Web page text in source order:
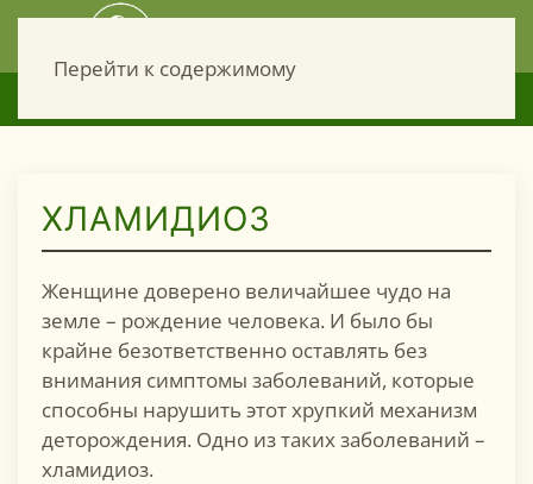
Перейти к содержимому
ХЛАМИДИОЗ
Женщине доверено величайшее чудо на
земле – рождение человека. И было бы
крайне безответственно оставлять без
внимания симптомы заболеваний, которые
способны нарушить этот хрупкий механизм
деторождения. Одно из таких заболеваний –
хламидиоз.